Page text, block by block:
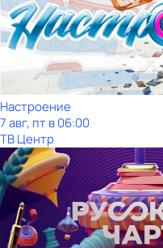
Настроение
7 авг, пт в 06:00
ТВ Центр